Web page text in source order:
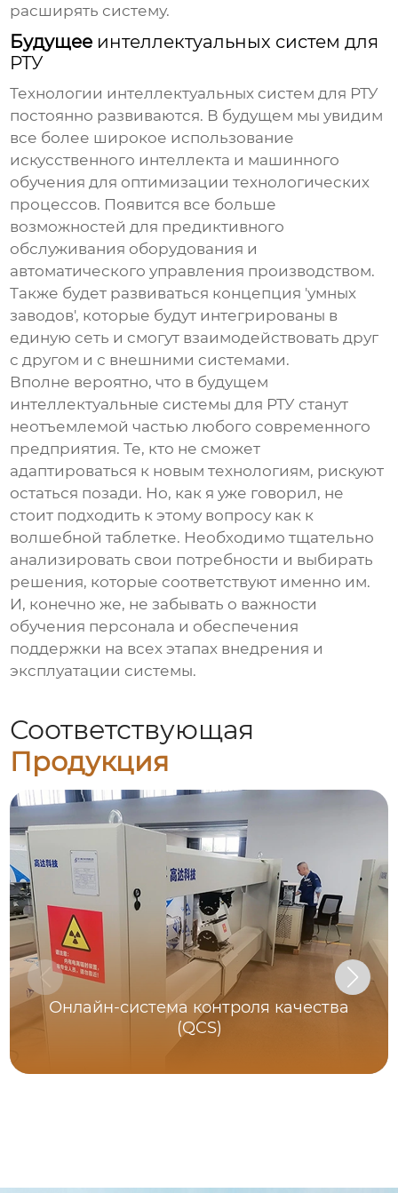
расширять систему.
Будущее интеллектуальных систем для
РТУ
Технологии интеллектуальных систем для РТУ
постоянно развиваются. В будущем мы увидим
все более широкое использование
искусственного интеллекта и машинного
обучения для оптимизации технологических
процессов. Появится все больше
возможностей для предиктивного
обслуживания оборудования и
автоматического управления производством.
Также будет развиваться концепция 'умных
заводов', которые будут интегрированы в
единую сеть и смогут взаимодействовать друг
с другом и с внешними системами.
Вполне вероятно, что в будущем
интеллектуальные системы для РТУ станут
неотъемлемой частью любого современного
предприятия. Те, кто не сможет
адаптироваться к новым технологиям, рискуют
остаться позади. Но, как я уже говорил, не
стоит подходить к этому вопросу как к
волшебной таблетке. Необходимо тщательно
анализировать свои потребности и выбирать
решения, которые соответствуют именно им.
И, конечно же, не забывать о важности
обучения персонала и обеспечения
поддержки на всех этапах внедрения и
эксплуатации системы.
Соответствующая
Продукция
Онлайн-система контроля качества
(QCS)